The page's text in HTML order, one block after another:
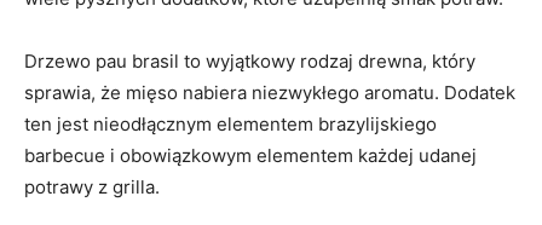
Drzewo pau brasil to wyjątkowy rodzaj drewna, który
sprawia, że mięso nabiera ‌niezwykłego aromatu. Dodatek
ten jest nieodłącznym elementem brazylijskiego
barbecue i‍ obowiązkowym ‍elementem każdej ⁢udanej
potrawy z grilla.